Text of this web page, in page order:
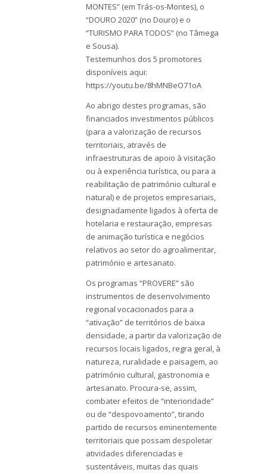
MONTES” (em Trás-os-Montes), o
“DOURO 2020” (no Douro) e o
“TURISMO PARA TODOS” (no Tâmega
e Sousa).
Testemunhos dos 5 promotores
disponíveis aqui:
https://youtu.be/8hMNBeO71oA
Ao abrigo destes programas, são
financiados investimentos públicos
(para a valorização de recursos
territoriais, através de
infraestruturas de apoio à visitação
ou à experiência turística, ou para a
reabilitação de património cultural e
natural) e de projetos empresariais,
designadamente ligados à oferta de
hotelaria e restauração, empresas
de animação turística e negócios
relativos ao setor do agroalimentar,
património e artesanato.
Os programas “PROVERE” são
instrumentos de desenvolvimento
regional vocacionados para a
“ativação” de territórios de baixa
densidade, a partir da valorização de
recursos locais ligados, regra geral, à
natureza, ruralidade e paisagem, ao
património cultural, gastronomia e
artesanato. Procura-se, assim,
combater efeitos de “interioridade”
ou de “despovoamento”, tirando
partido de recursos eminentemente
territoriais que possam despoletar
atividades diferenciadas e
sustentáveis, muitas das quais